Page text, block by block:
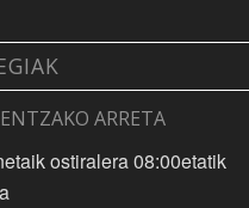
ARRETA
ostiralera 08:00etatik